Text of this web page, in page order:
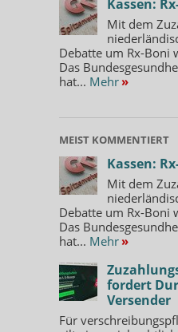
Kassen:
Mit dem
Debatte um Rx-Boni
Das
hat... Mehr »
MEIST KOMMENTIERT
Kassen:
Mit dem
Debatte um Rx-Boni
Das
hat... Mehr »
fordert
Versender
Für